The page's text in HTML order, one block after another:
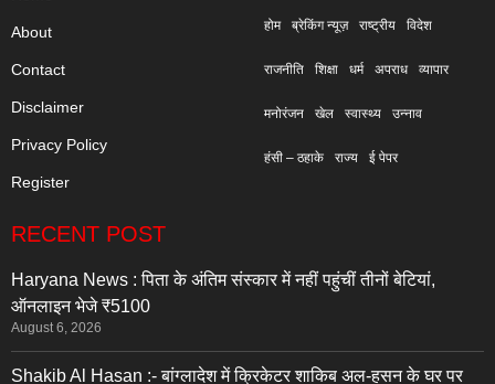
About
Contact
Disclaimer
Privacy Policy
Register
होम ब्रेकिंग न्यूज़ राष्ट्रीय विदेश
राजनीति शिक्षा धर्म अपराध व्यापार
मनोरंजन खेल स्वास्थ्य उन्नाव
हंसी – ठहाके राज्य ई पेपर
RECENT POST
Haryana News : पिता के अंतिम संस्कार में नहीं पहुंचीं तीनों बेटियां,
ऑनलाइन भेजे ₹5100
August 6, 2026
Shakib Al Hasan :- बांग्लादेश में क्रिकेटर शाकिब अल-हसन के घर पर